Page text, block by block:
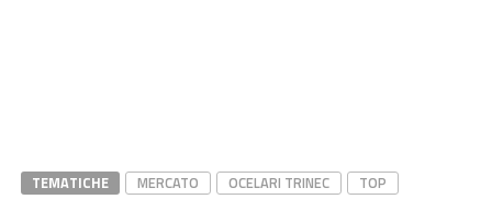
TEMATICHE MERCATO OCELARI TRINEC
TOP